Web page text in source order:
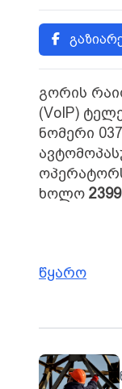
გორის
(VoIP)
ნომერი
ხოლო 2399
წყარო